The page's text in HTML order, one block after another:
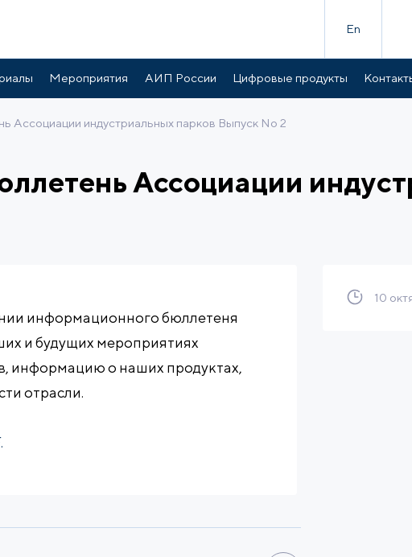
En
Мероприятия АИП России Цифровые продукты
Ассоциации индустриальных парков Выпуск No 2
Ассоциации
информационного бюллетеня
и будущих мероприятиях
информацию о наших продуктах,
отрасли.
10